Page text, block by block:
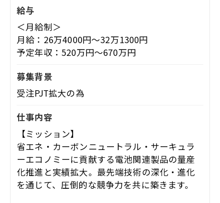
給与
＜月給制＞
月給：26万4000円～32万1300円
予定年収：520万円～670万円
募集背景
受注PJT拡大の為
仕事内容
【ミッション】
省エネ・カーボンニュートラル・サーキュラ
ーエコノミーに貢献する電池関連製品の量産
化推進と実績拡大。最先端技術の深化・進化
を通じて、圧倒的な競争力を共に築きます。